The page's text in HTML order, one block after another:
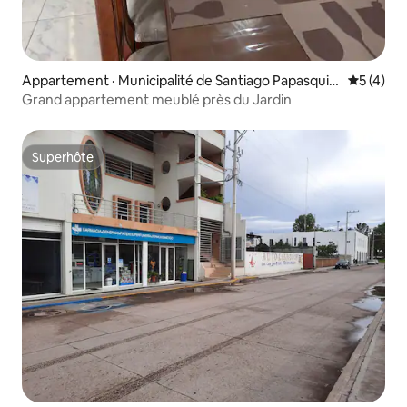
Appartement · Municipalité de Santiago Papasquia
ro
Note
5 (4)
Grand appartement meublé près du Jardin
Superhôte
Superhôte